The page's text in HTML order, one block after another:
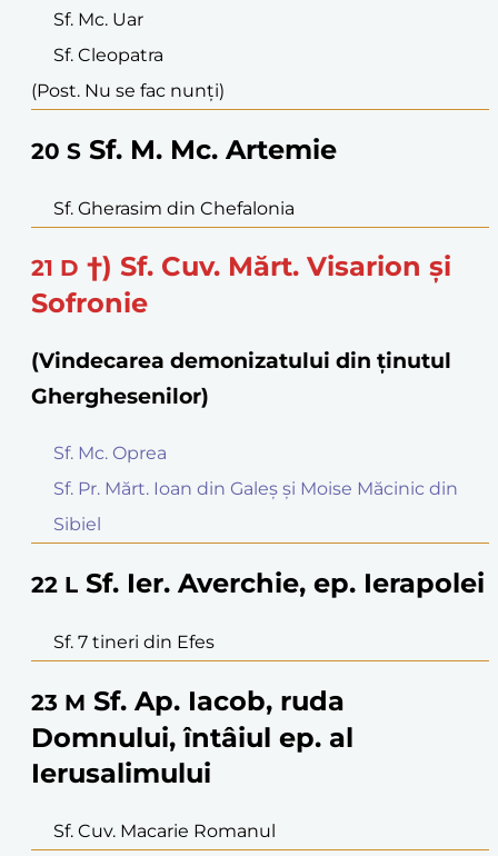
Sf. Mc. Uar
Sf. Cleopatra
(Post. Nu se fac nunți)
20 S Sf. M. Mc. Artemie
Sf. Gherasim din Chefalonia
21 D †) Sf. Cuv. Mărt. Visarion și
Sofronie
(Vindecarea demonizatului din ținutul
Gherghesenilor)
Sf. Mc. Oprea
Sf. Pr. Mărt. Ioan din Galeș și Moise Măcinic din
Sibiel
22 L Sf. Ier. Averchie, ep. Ierapolei
Sf. 7 tineri din Efes
23 M Sf. Ap. Iacob, ruda
Domnului, întâiul ep. al
Ierusalimului
Sf. Cuv. Macarie Romanul